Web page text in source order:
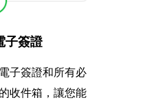
子簽證
子簽證和所有必
收件箱，讓您能